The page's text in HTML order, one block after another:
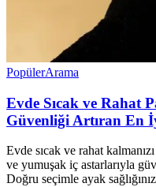
PopülerArama
Evde Sıcak ve Rahat
Güvenliği Artıran En
Evde sıcak ve rahat
ve yumuşak iç astarlarıyla
Doğru seçimle ayak